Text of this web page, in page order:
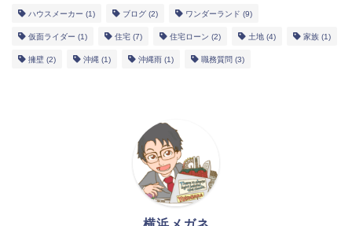
ハウスメーカー (1) ブログ (2) ワンダーランド (9)
仮面ライダー (1) 住宅 (7) 住宅ローン (2) 土地 (4) 家族 (1)
擁壁 (2) 沖縄 (1) 沖縄雨 (1) 職務質問 (3)